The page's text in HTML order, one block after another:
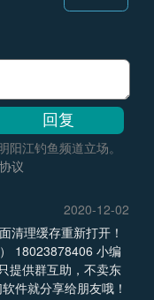
阳江钓鱼频道立场。
议
2020-12-02
清理缓存重新打开！
18023878406 小编
提供群互助，不卖东
件就分享给朋友哦！